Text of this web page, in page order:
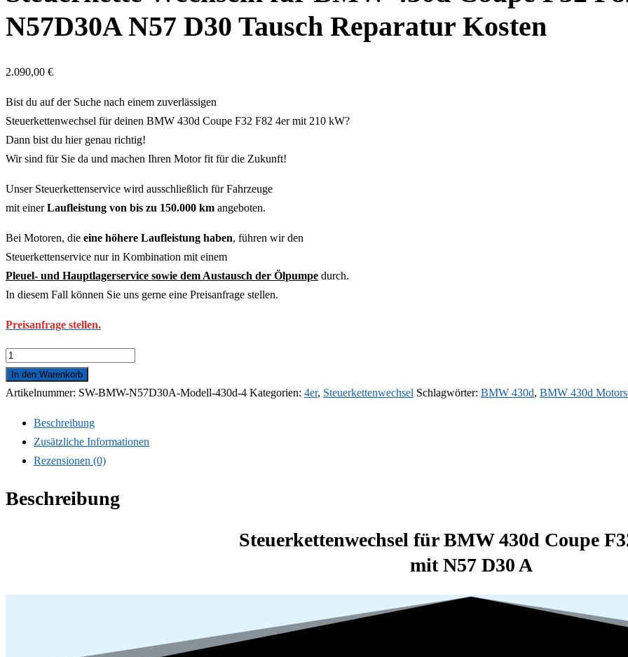
N57D30A N57 D30 Tausch Reparatur Kosten
2.090,00 €
Bist du auf der Suche nach einem zuverlässigen
Steuerkettenwechsel für deinen BMW 430d Coupe F32 F82 4er mit 210 kW?
Dann bist du hier genau richtig!
Wir sind für Sie da und machen Ihren Motor fit für die Zukunft!
Unser Steuerkettenservice wird ausschließlich für Fahrzeuge
mit einerLaufleistung von bis zu 150.000 km angeboten.
Bei Motoren, die eine höhere Laufleistung haben, führen wir den
Steuerkettenservice nur in Kombination mit einem
Pleuel- und Hauptlagerservice sowie dem Austausch der Ölpumpe durch.
In diesem Fall können Sie uns gerne eine Preisanfrage stellen.
Preisanfrage stellen.
Steuerkette
Wechseln
für
Coupe
4er
In den Warenkorb
Artikelnummer: SW-BMW-N57D30A-Modell-430d-4 Kategorien: 4er, Steuerkettenwechsel Schlagwörter: BMW 430d, BMW 430d
Beschreibung
Zusätzliche Informationen
Rezensionen (0)
Beschreibung
Steuerkettenwechsel für BMW 430d Coupe
mit N57 D30 A